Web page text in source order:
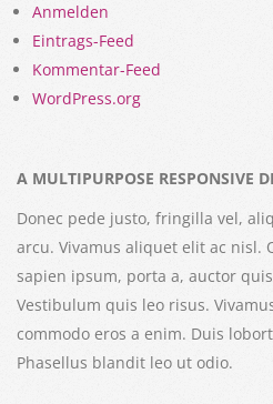
Anmelden
Eintrags-Feed
Kommentar-Feed
WordPress.org
A MULTIPURPOSE RESPONSIVE
Donec pede justo, fringilla vel,
arcu. Vivamus aliquet elit ac nisl.
sapien ipsum, porta a, auctor
Vestibulum quis leo risus.
commodo eros a enim. Duis
Phasellus blandit leo ut odio.